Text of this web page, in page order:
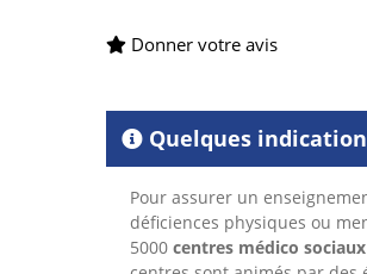
Donner votre avis
Quelques
Pour assurer un
déficiences physiques ou
5000 centres médico sociaux